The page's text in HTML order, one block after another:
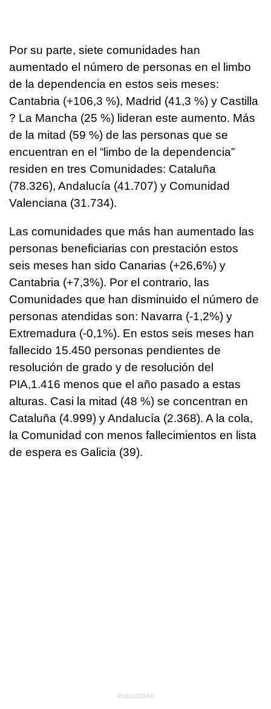
Por su parte, siete comunidades han
aumentado el número de personas en el limbo
de la dependencia en estos seis meses:
Cantabria (+106,3 %), Madrid (41,3 %) y Castilla
? La Mancha (25 %) lideran este aumento. Más
de la mitad (59 %) de las personas que se
encuentran en el “limbo de la dependencia”
residen en tres Comunidades: Cataluña
(78.326), Andalucía (41.707) y Comunidad
Valenciana (31.734).
Las comunidades que más han aumentado las
personas beneficiarias con prestación estos
seis meses han sido Canarias (+26,6%) y
Cantabria (+7,3%). Por el contrario, las
Comunidades que han disminuido el número de
personas atendidas son: Navarra (-1,2%) y
Extremadura (-0,1%). En estos seis meses han
fallecido 15.450 personas pendientes de
resolución de grado y de resolución del
PIA,1.416 menos que el año pasado a estas
alturas. Casi la mitad (48 %) se concentran en
Cataluña (4.999) y Andalucía (2.368). A la cola,
la Comunidad con menos fallecimientos en lista
de espera es Galicia (39).